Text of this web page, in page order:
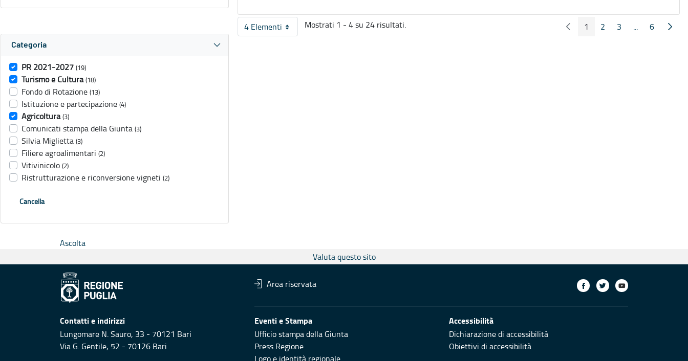
Categoria
PR 2021-2027 (19)
Turismo e Cultura (18)
Fondo di Rotazione (13)
Istituzione e partecipazione (4)
Agricoltura (3)
Comunicati stampa della Giunta (3)
Silvia Miglietta (3)
Filiere agroalimentari (2)
Vitivinicolo (2)
Ristrutturazione e riconversione vigneti (2)
Cancella
4 ElementiPer pagina
Mostrati 1 - 4 su 24 risultati. Pagina Precedente
Pagina
1 Pagina
2 Pagina
3 ...
PaginePagina
6
Ascolta
Valuta questo sito
Area riservata
Contatti e indirizzi
Lungomare N. Sauro, 33 - 70121 Bari
Via G. Gentile, 52 - 70126 Bari
Eventi e Stampa
Ufficio stampa della Giunta
Press Regione
Logo e identità regionale
Accessibilità
Dichiarazione di accessibilità
Obiettivi di accessibilità